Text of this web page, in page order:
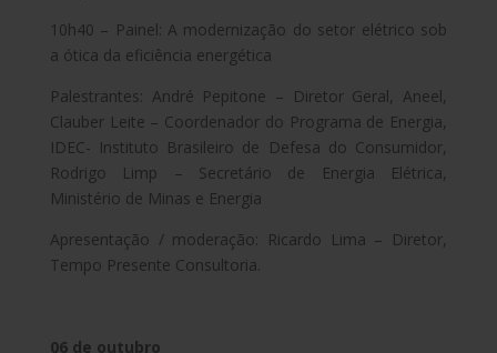
10h40 – Painel: A modernização do setor elétrico sob
a ótica da eficiência energética
Palestrantes: André Pepitone – Diretor Geral, Aneel,
Clauber Leite – Coordenador do Programa de Energia,
IDEC- Instituto Brasileiro de Defesa do Consumidor,
Rodrigo Limp – Secretário de Energia Elétrica,
Ministério de Minas e Energia
Apresentação / moderação: Ricardo Lima – Diretor,
Tempo Presente Consultoria.
06 de outubro